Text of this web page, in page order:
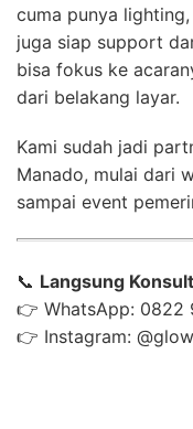
cuma punya
juga siap support
bisa fokus ke
dari belakang layar.
Kami sudah jadi
Manado, mulai dari
sampai event
📞 Langsung
👉 WhatsApp: 0822
👉 Instagram: